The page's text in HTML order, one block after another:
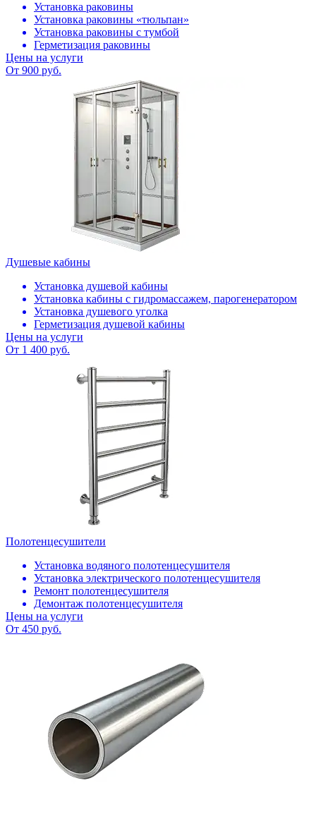
Установка раковины
Установка раковины «тюльпан»
Установка раковины с тумбой
Герметизация раковины
Цены на услуги
От 900 руб.
Душевые кабины
Установка душевой кабины
Установка кабины с гидромассажем, парогенератором
Установка душевого уголка
Герметизация душевой кабины
Цены на услуги
От 1 400 руб.
Полотенцесушители
Установка водяного полотенцесушителя
Установка электрического полотенцесушителя
Ремонт полотенцесушителя
Демонтаж полотенцесушителя
Цены на услуги
От 450 руб.